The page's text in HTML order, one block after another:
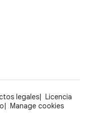
legales
Licencia
Manage cookies